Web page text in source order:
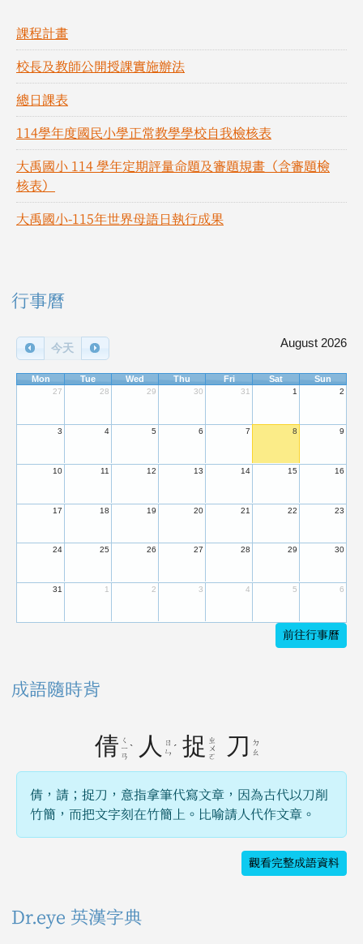
課程計畫
校長及教師公開授課實施辦法
總日課表
114學年度國民小學正常教學學校自我檢核表
大禹國小 114 學年定期評量命題及審題規畫（含審題檢
核表）
大禹國小-115年世界母語日執行成果
右邊區域內容
行事曆
今天 August 2026
Mon Tue Wed Thu Fri Sat Sun
27 28 29 30 31 1 2
3 4 5 6 7 8 9
10 11 12 13 14 15 16
17 18 19 20 21 22 23
24 25 26 27 28 29 30
31 1 2 3 4 5 6
前往行事曆
成語隨時背
倩 ㄑ
ㄧ
ㄢ
ˋ 人
ㄖ
ㄣ ˊ 捉
ㄓ
ㄨ
ㄛ
刀
ㄉ
ㄠ
倩，請；捉刀，意指拿筆代寫文章，因為古代以刀削
竹簡，而把文字刻在竹簡上。比喻請人代作文章。
觀看完整成語資料
Dr.eye 英漢字典